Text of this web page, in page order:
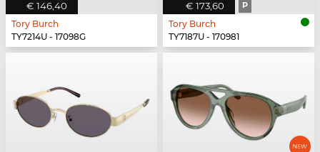
€ 146,40
Tory Burch
TY7214U - 17098G
€ 173,60 P
Tory Burch
TY7187U - 170981